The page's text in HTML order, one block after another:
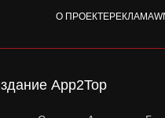
О ПРОЕКТЕРЕКЛАМА
App2Top